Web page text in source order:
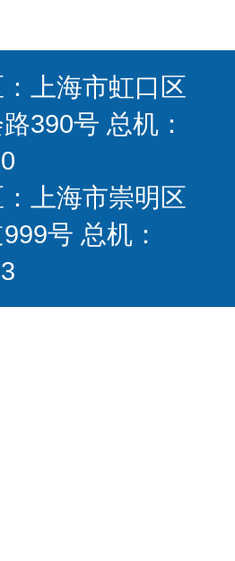
上海市虹口区
390号 总机：
上海市崇明区
号 总机：